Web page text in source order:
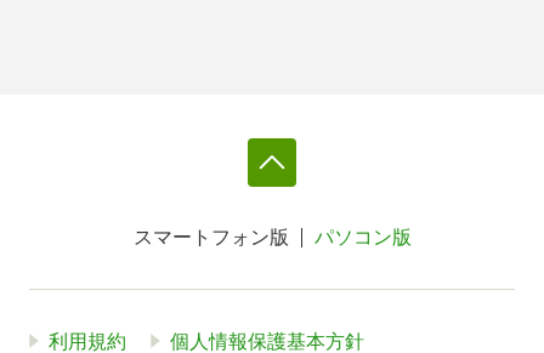
スマートフォン版 パソコン版
利用規約 個人情報保護基本方針